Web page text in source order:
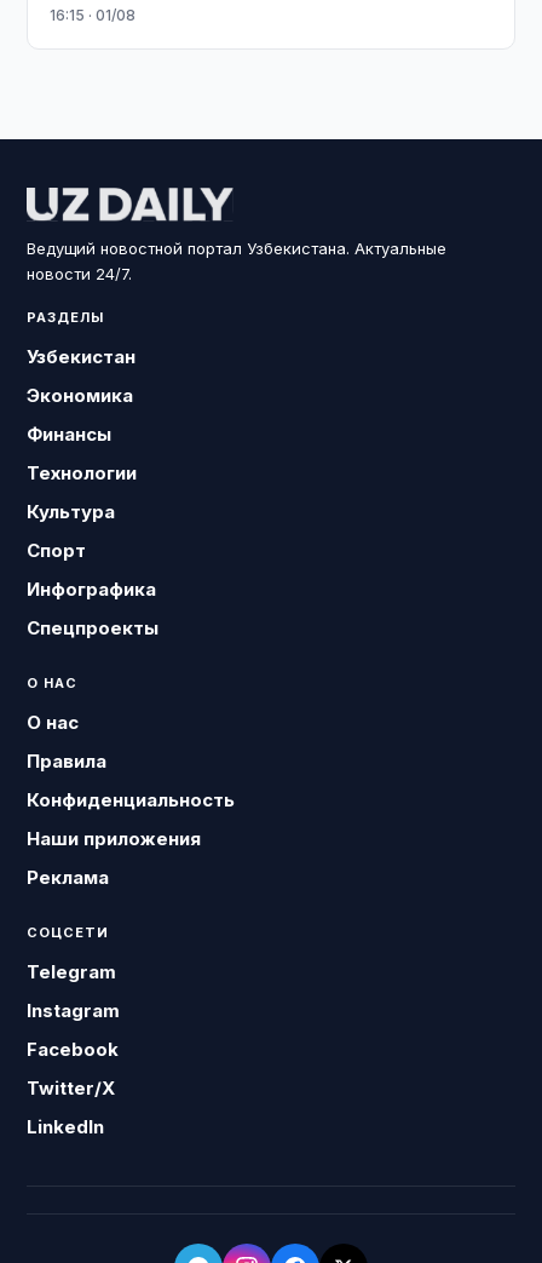
16:15 · 01/08
Ведущий новостной портал Узбекистана. Актуальные
новости 24/7.
РАЗДЕЛЫ
Узбекистан
Экономика
Финансы
Технологии
Культура
Спорт
Инфографика
Спецпроекты
О НАС
О нас
Правила
Конфиденциальность
Наши приложения
Реклама
СОЦСЕТИ
Telegram
Instagram
Facebook
Twitter/X
LinkedIn